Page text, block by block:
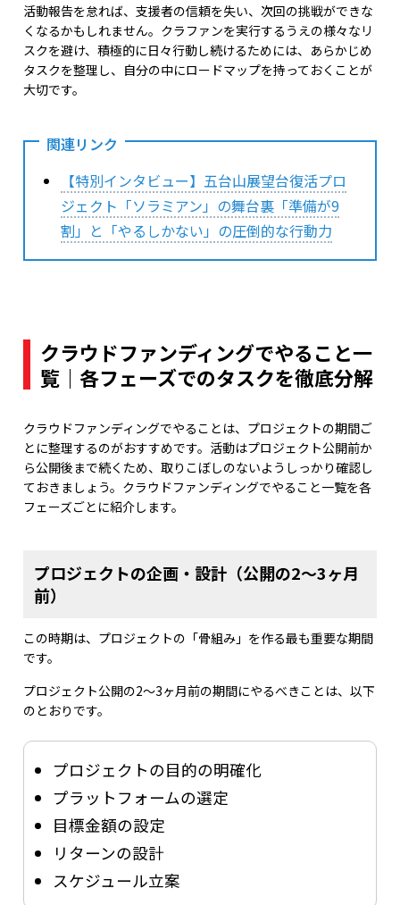
活動報告を怠れば、支援者の信頼を失い、次回の挑戦ができな
くなるかもしれません。クラファンを実行するうえの様々なリ
スクを避け、積極的に日々行動し続けるためには、あらかじめ
タスクを整理し、自分の中にロードマップを持っておくことが
大切です。
関連リンク
【特別インタビュー】五台山展望台復活プロ
ジェクト「ソラミアン」の舞台裏「準備が9
割」と「やるしかない」の圧倒的な行動力
クラウドファンディングでやること一
覧｜各フェーズでのタスクを徹底分解
クラウドファンディングでやることは、プロジェクトの期間ご
とに整理するのがおすすめです。活動はプロジェクト公開前か
ら公開後まで続くため、取りこぼしのないようしっかり確認し
ておきましょう。クラウドファンディングでやること一覧を各
フェーズごとに紹介します。
プロジェクトの企画・設計（公開の2〜3ヶ月
前）
この時期は、プロジェクトの「骨組み」を作る最も重要な期間
です。
プロジェクト公開の2〜3ヶ月前の期間にやるべきことは、以下
のとおりです。
プロジェクトの目的の明確化
プラットフォームの選定
目標金額の設定
リターンの設計
スケジュール立案